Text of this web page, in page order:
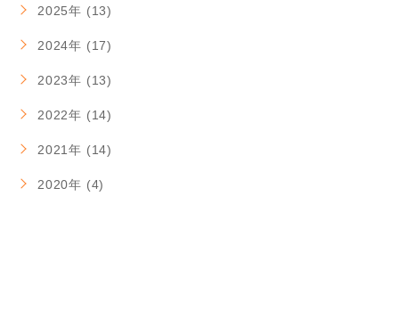
2025年 (13)
2024年 (17)
2023年 (13)
2022年 (14)
2021年 (14)
2020年 (4)